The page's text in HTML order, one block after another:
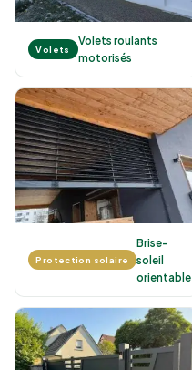
Volets
Volets roulants
motorisés
Protection solaire
Brise-
soleil
orientable